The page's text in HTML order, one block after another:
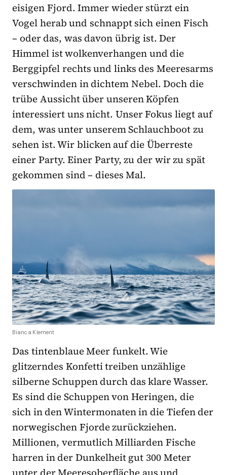
eisigen Fjord. Immer wieder stürzt ein
Vogel herab und schnappt sich einen Fisch
– oder das, was davon übrig ist. Der
Himmel ist wolkenverhangen und die
Berggipfel rechts und links des Meeresarms
verschwinden in dichtem Nebel. Doch die
trübe Aussicht über unseren Köpfen
interessiert uns nicht. Unser Fokus liegt auf
dem, was unter unserem Schlauchboot zu
sehen ist. Wir blicken auf die Überreste
einer Party. Einer Party, zu der wir zu spät
gekommen sind – dieses Mal.
Bianca Klement
Das tintenblaue Meer funkelt. Wie
glitzerndes Konfetti treiben unzählige
silberne Schuppen durch das klare Wasser.
Es sind die Schuppen von Heringen, die
sich in den Wintermonaten in die Tiefen der
norwegischen Fjorde zurückziehen.
Millionen, vermutlich Milliarden Fische
harren in der Dunkelheit gut 300 Meter